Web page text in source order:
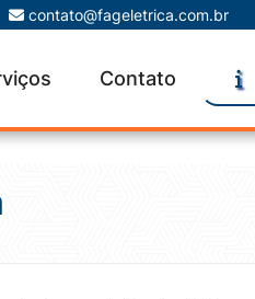
contato@fageletrica.com.br
Contato